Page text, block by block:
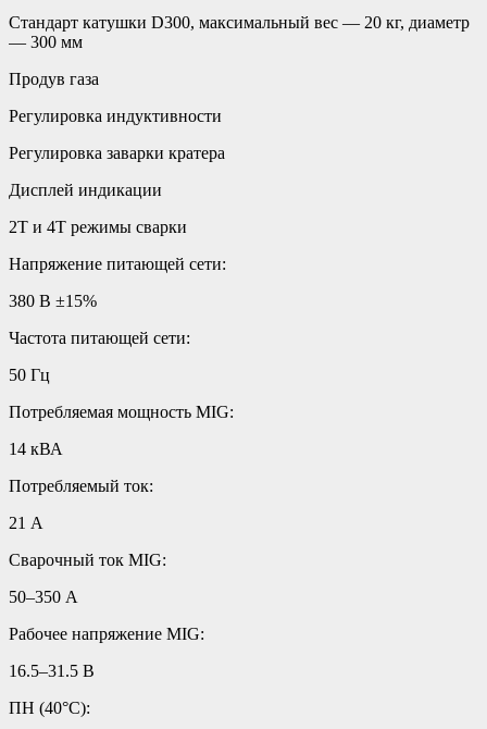
Cтандарт катушки D300, максимальный вес — 20 кг, диаметр
— 300 мм
Продув газа
Регулировка индуктивности
Регулировка заварки кратера
Дисплей индикации
2Т и 4Т режимы сварки
Напряжение питающей сети:
380 В ±15%
Частота питающей сети:
50 Гц
Потребляемая мощность MIG:
14 кВА
Потребляемый ток:
21 А
Сварочный ток MIG:
50–350 А
Рабочее напряжение MIG:
16.5–31.5 В
ПН (40°C):